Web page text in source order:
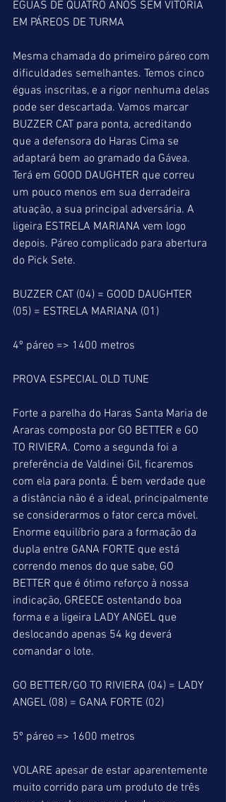
ÉGUAS DE QUATRO ANOS SEM VITÓRIA
EM PÁREOS DE TURMA
Mesma chamada do primeiro páreo com
dificuldades semelhantes. Temos cinco
éguas inscritas, e a rigor nenhuma delas
pode ser descartada. Vamos marcar
BUZZER CAT para ponta, acreditando
que a defensora do Haras Cima se
adaptará bem ao gramado da Gávea.
Terá em GOOD DAUGHTER que correu
um pouco menos em sua derradeira
atuação, a sua principal adversária. A
ligeira ESTRELA MARIANA vem logo
depois. Páreo complicado para abertura
do Pick Sete.
BUZZER CAT (04) = GOOD DAUGHTER
(05) = ESTRELA MARIANA (01)
4º páreo => 1400 metros
PROVA ESPECIAL OLD TUNE
Forte a parelha do Haras Santa Maria de
Araras composta por GO BETTER e GO
TO RIVIERA. Como a segunda foi a
preferência de Valdinei Gil, ficaremos
com ela para ponta. É bem verdade que
a distância não é a ideal, principalmente
se considerarmos o fator cerca móvel.
Enorme equilíbrio para a formação da
dupla entre GANA FORTE que está
correndo menos do que sabe, GO
BETTER que é ótimo reforço à nossa
indicação, GREECE ostentando boa
forma e a ligeira LADY ANGEL que
deslocando apenas 54 kg deverá
comandar o lote.
GO BETTER/GO TO RIVIERA (04) = LADY
ANGEL (08) = GANA FORTE (02)
5º páreo => 1600 metros
VOLARE apesar de estar aparentemente
muito corrido para um produto de três